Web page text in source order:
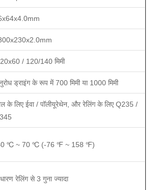
/ 120/140 मिमी
ड्राइंग के रूप में 700 मिमी या 1000 मिमी
के लिए ईवा / पॉलीयूरेथेन, और रेलिंग के लिए Q235 /
℃ ~ 70 ℃ (-76 ℉ ~ 158 ℉)
रेलिंग से 3 गुना ज्यादा